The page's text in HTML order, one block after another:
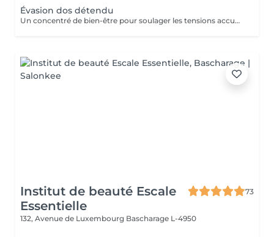
Évasion dos détendu
Un concentré de bien-être pour soulager les tensions accumulées. Ce massage ciblé du dos, de la nuque et des épaules combine des manuvres enveloppantes et profondes pour libérer le stress et apporter une sensation immédiate de légèreté. Idéal pour une pause relaxante en pleine journée.
Institut de beauté Escale
Essentielle
73
132, Avenue de Luxembourg Bascharage L-4950